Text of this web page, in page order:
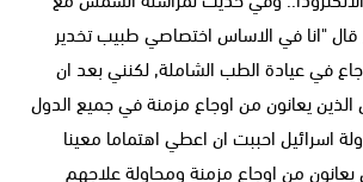
"انا في الاساس اختصاصي طبيب تخدير
في عيادة الطب الشاملة, لكنني بعد ان
يعانون من اوجاع مزمنة في جميع الدول
اسرائيل احببت ان اعطي اهتماما معينا
يعانون من اوجاع مزمنة ومحاولة علاجهم